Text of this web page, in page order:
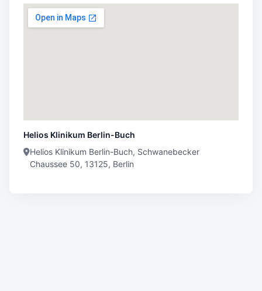
Helios Klinikum Berlin-Buch
Helios Klinikum Berlin-Buch, Schwanebecker
Chaussee 50, 13125, Berlin